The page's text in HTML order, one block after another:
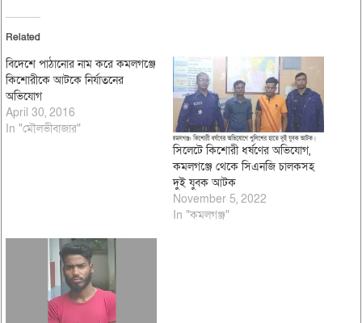
Related
বিদেশে পাঠানোর নাম করে কমলগঞ্জে
কিশোরীকে আটকে নির্যাতনের
অভিযোগ
April 30, 2016
In "মৌলভীবাজার"
সিলেটে কিশোরী ধর্ষণের অভিযোগ,
কমলগঞ্জে থেকে সিএনজি চালকসহ
দুই যুবক আটক
November 5, 2022
In "কমলগঞ্জ"